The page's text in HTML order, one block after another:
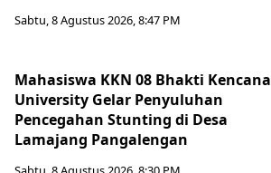
Sabtu, 8 Agustus 2026, 8:47 PM
Mahasiswa KKN 08 Bhakti Kencana
University Gelar Penyuluhan
Pencegahan Stunting di Desa
Lamajang Pangalengan